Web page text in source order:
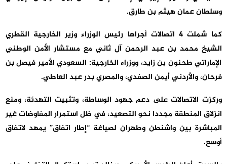
وسلطان عمان هيثم بن طارق.
كما شملت 4 اتصالات أجراها رئيس الوزراء وزير الخارجية القطري
الشيخ محمد بن عبد الرحمن آل ثاني مع مستشار الأمن الوطني
الإماراتي طحنون بن زايد، ووزراء الخارجية: السعودي الأمير فيصل بن
فرحان، والأردني أيمن الصفدي، والمصري بدر عبد العاطي.
وركزت الاتصالات على دعم جهود الوساطة، وتثبيت التهدئة، ومنع
انزلاق المنطقة مجددا نحو التصعيد، في ظل استمرار المفاوضات غير
المباشرة بين واشنطن وطهران لصياغة “إطار اتفاق” يمهد لاتفاق
أوسع.